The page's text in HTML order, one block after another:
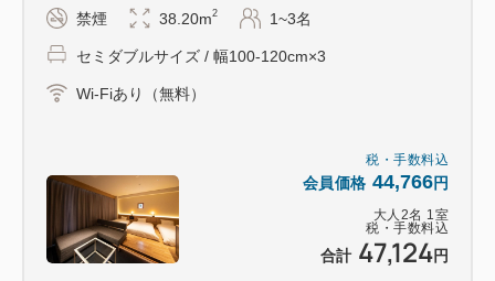
期間限定（通常10月～6月） （設置時期は予告なく
変更する場合がございます。）
ご利用時間：6：00〜10：00・15：00～22：00
■その他設備案内 -------------
〇コインランドリー(混雑状況は客室内VODにてご確
税・手数料込
会員価格 44,766円
大人 2名 1 室
税・手数料込
合計 47,124円
禁煙 38.20m2 1~3名
セミダブルサイズ / 幅100-120cm×3
Wi-Fiあり（無料）